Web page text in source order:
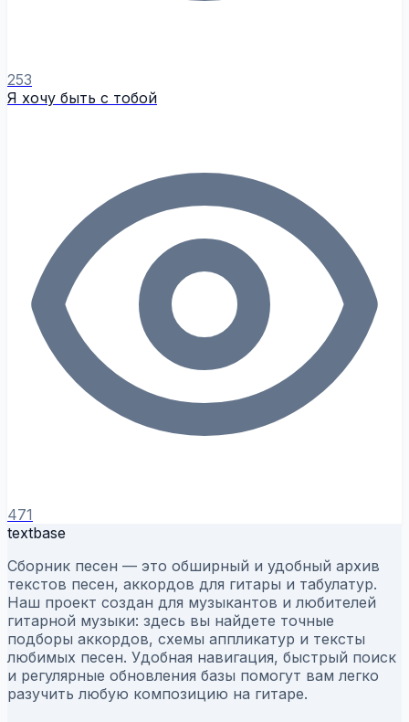
253
Я хочу быть с тобой
471
textbase
Сборник песен — это обширный и удобный архив
текстов песен, аккордов для гитары и табулатур.
Наш проект создан для музыкантов и любителей
гитарной музыки: здесь вы найдете точные
подборы аккордов, схемы аппликатур и тексты
любимых песен. Удобная навигация, быстрый поиск
и регулярные обновления базы помогут вам легко
разучить любую композицию на гитаре.